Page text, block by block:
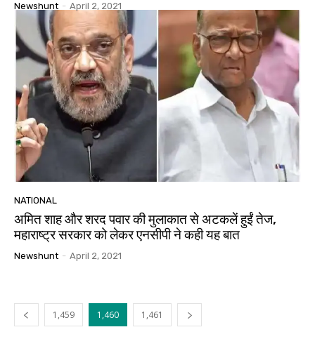
Newshunt - April 2, 2021
NATIONAL
अमित शाह और शरद पवार की मुलाकात से अटकलें हुईं तेज,
महाराष्‍ट्र सरकार को लेकर एनसीपी ने कही यह बात
Newshunt - April 2, 2021
1,459 1,460 1,461